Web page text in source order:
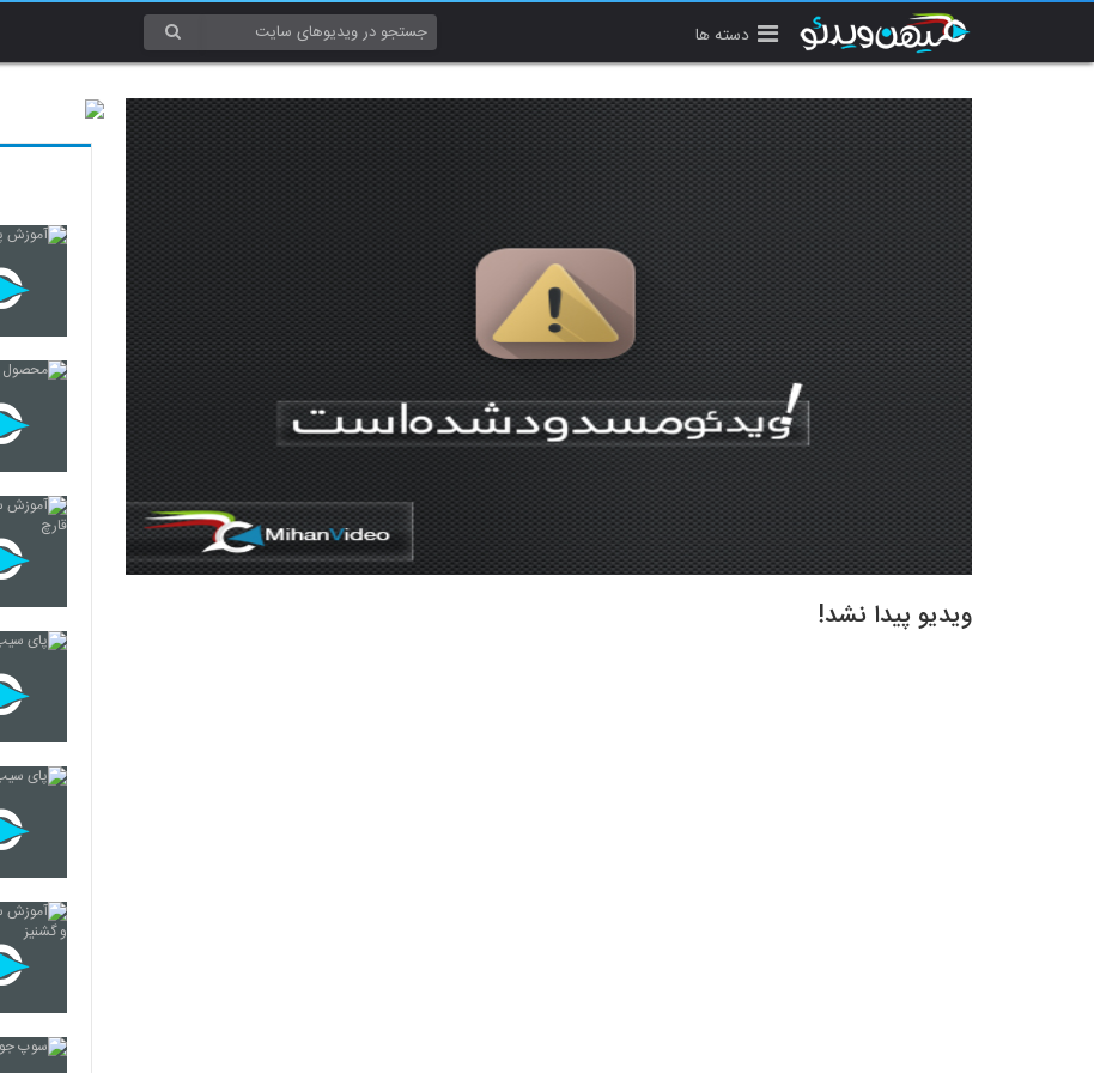
دسته ها
ویدیو پیدا نشد!